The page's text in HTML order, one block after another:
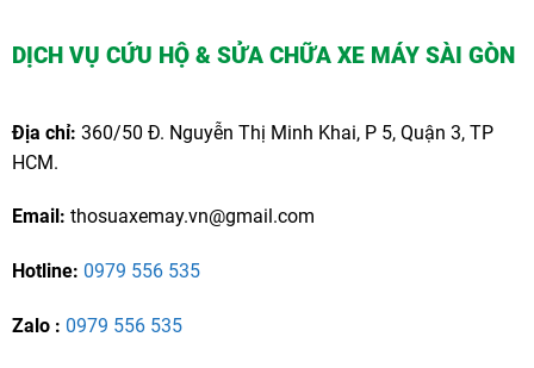
DỊCH VỤ CỨU HỘ & SỬA CHỮA XE MÁY SÀI GÒN
Địa chỉ: 360/50 Đ. Nguyễn Thị Minh Khai, P 5, Quận 3, TP
HCM.
Email: thosuaxemay.vn@gmail.com
Hotline: 0979 556 535
Zalo : 0979 556 535